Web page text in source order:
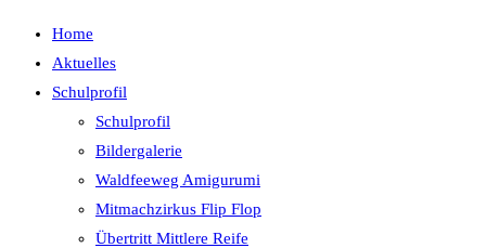
Home
Aktuelles
Schulprofil
Schulprofil
Bildergalerie
Waldfeeweg Amigurumi
Mitmachzirkus Flip Flop
Übertritt Mittlere Reife